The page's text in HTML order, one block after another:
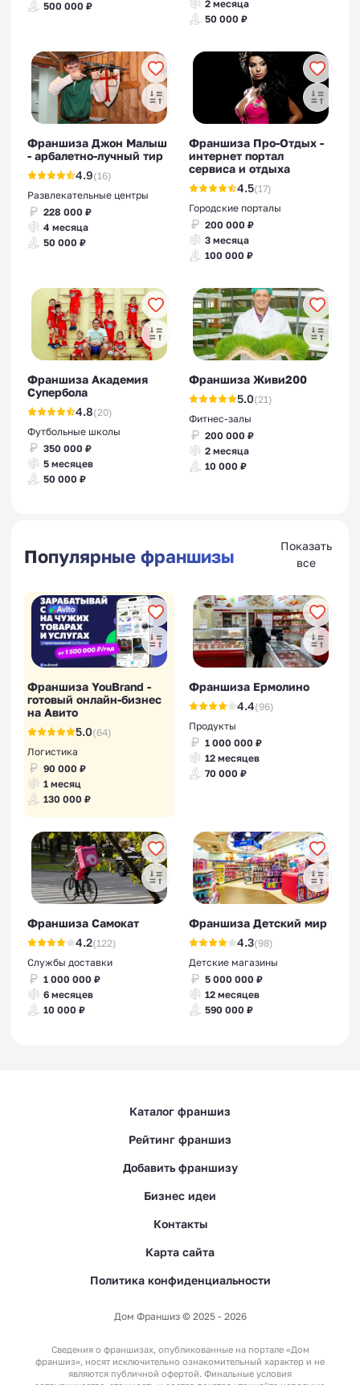
500 000 ₽
2 месяца
50 000 ₽
Франшиза Джон Малыш
- арбалетно-лучный тир
4.9(16)
Развлекательные центры
228 000 ₽
4 месяца
50 000 ₽
Франшиза Про-Отдых -
интернет портал
сервиса и отдыха
4.5(17)
Городские порталы
200 000 ₽
3 месяца
100 000 ₽
Франшиза Академия
Супербола
4.8(20)
Футбольные школы
350 000 ₽
5 месяцев
50 000 ₽
Франшиза Живи200
5.0(21)
Фитнес-залы
200 000 ₽
2 месяца
10 000 ₽
Популярные франшизы
Показать
все
Франшиза YouBrand -
готовый онлайн-бизнес
на Авито
5.0(64)
Логистика
90 000 ₽
1 месяц
130 000 ₽
Франшиза Ермолино
4.4(96)
Продукты
1 000 000 ₽
12 месяцев
70 000 ₽
Франшиза Самокат
4.2(122)
Службы доставки
1 000 000 ₽
6 месяцев
10 000 ₽
Франшиза Детский мир
4.3(98)
Детские магазины
5 000 000 ₽
12 месяцев
590 000 ₽
Каталог франшиз
Рейтинг франшиз
Добавить франшизу
Бизнес идеи
Контакты
Карта сайта
Политика конфиденциальности
Дом Франшиз © 2025 - 2026